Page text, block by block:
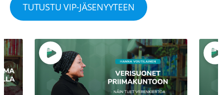
TUTUSTU VIP-JÄSENYYTEEN